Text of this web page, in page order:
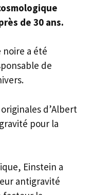
de 30 ans.
noire a été
de
d’Albert
pour la
Einstein a
antigravité